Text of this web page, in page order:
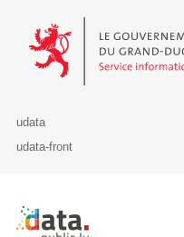
Le Gouvernement du
udata
udata-front
Retour à l'accueil de